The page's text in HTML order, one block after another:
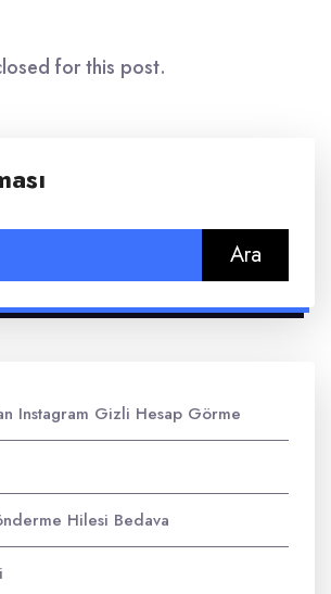
for this post.
Instagram Gizli Hesap Görme
Hilesi Bedava